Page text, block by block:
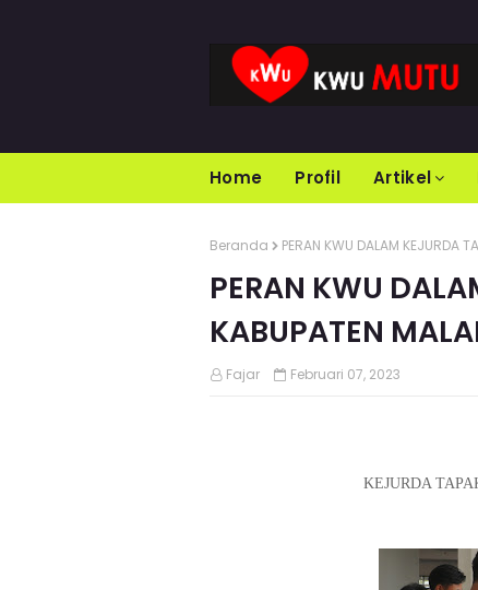
Home Profil Artikel
Beranda PERAN KWU DALAM KEJURDA
PERAN KWU
KABUPATEN
Fajar Februari 07, 2023
KEJURDA